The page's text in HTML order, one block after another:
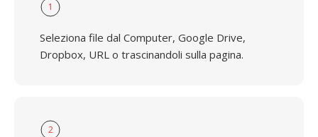
1
Seleziona file dal Computer, Google Drive,
Dropbox, URL o trascinandoli sulla pagina.
2